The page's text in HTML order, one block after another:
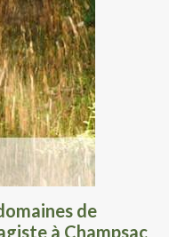
de
à Champsac